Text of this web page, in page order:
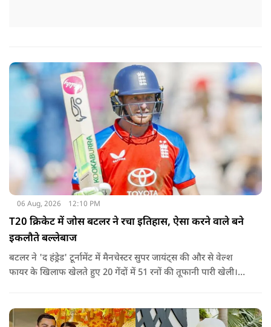
06 Aug, 2026 12:10 PM
T20 क्रिकेट में जोस बटलर ने रचा इतिहास, ऐसा करने वाले बने
इकलौते बल्लेबाज
बटलर ने 'द हंड्रेड' टूर्नामेंट में मैनचेस्टर सुपर जायंट्स की और से वेल्श
फायर के खिलाफ खेलते हुए 20 गेंदों में 51 रनों की तूफानी पारी खेली।